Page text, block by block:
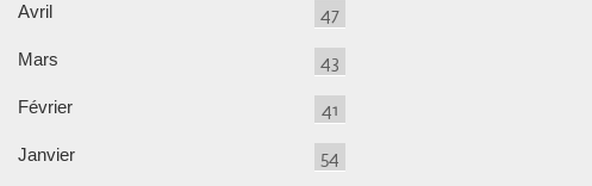
Avril 47
Mars 43
Février 41
Janvier 54